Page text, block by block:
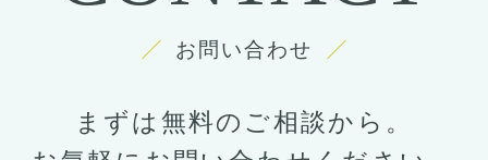
コンデンスリッチ豊胸 ヒアルロン酸
シリコンバッグ 胸の形成
お問い合わせ
まずは無料のご相談から。